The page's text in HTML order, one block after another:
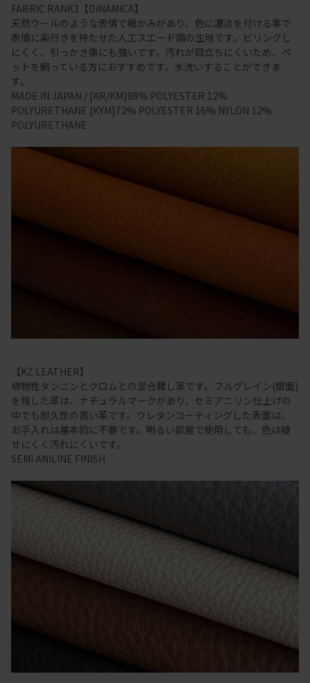
FABRIC RANK3【DINAMICA】
天然ウールのような表情で暖かみがあり、色に濃淡を付ける事で
表情に奥行きを持たせた人工スエード調の生地です。ピリングし
にくく、引っかき傷にも強いです。汚れが目立ちにくいため、ペ
ットを飼っている方におすすめです。水洗いすることができま
す。
MADE IN JAPAN / [KR/KM]88% POLYESTER 12%
POLYURETHANE [KYM]72% POLYESTER 16% NYLON 12%
POLYURETHANE
【KZ LEATHER】
植物性タンニンとクロムとの混合鞣し革です。フルグレイン(銀面)
を残した革は、ナチュラルマークがあり、セミアニリン仕上げの
中でも耐久性の高い革です。ウレタンコーティングした表面は、
お手入れは基本的に不要です。明るい部屋で使用しても、色は褪
せにくく汚れにくいです。
SEMI ANILINE FINISH